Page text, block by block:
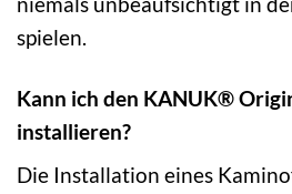
spielen.
Kann ich den KANUK®
installieren?
Die Installation eines